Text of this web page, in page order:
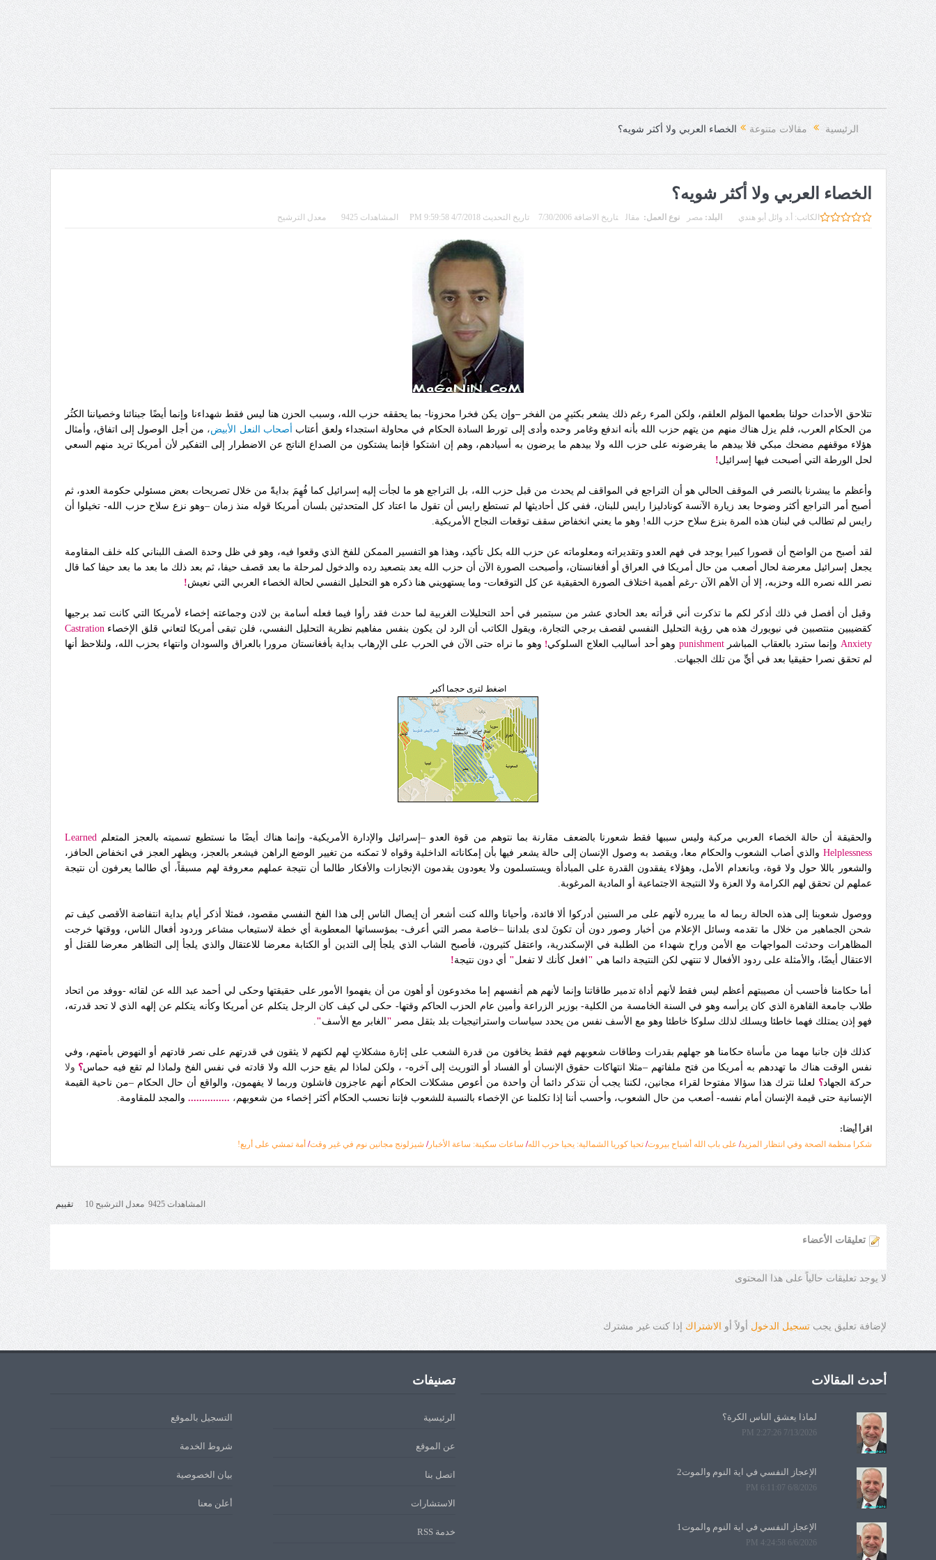
الرئيسية مقالات متنوعة الخصاء العربي ولا أكثر شويه؟
الخصاء العربي ولا أكثر شويه؟
الكاتب: أ.د وائل أبو هندي البلد: مصر نوع العمل:مقال تاريخ الاضافة 7/30/2006 تاريخ التحديث 4/7/2018 9:59:58 PM المشاهدات 9425 معدل الترشيح
تتلاحق الأحداث حولنا بطعمها المؤلم العلقم، ولكن المرء رغم ذلك يشعر بكثيرٍ من الفخر–وإن يكن فخرا محزونا- بما يحققه حزب الله، وسبب الحزن هنا ليس فقط شهداءنا وإنما أيضًا جبنائنا وخصياننا الكثُر
من الحكام العرب، فلم يزل هناك منهم من يتهم حزب الله بأنه اندفع وغامر وحده وأدى إلى تورط السادة الحكام في محاولة استجداء ولعق أعتاب
أصحاب النعل الأبيض، من أجل الوصول إلى اتفاق، وأمثال
هؤلاء موقفهم مضحك مبكي فلا بيدهم ما يفرضونه على حزب الله ولا بيدهم ما يرضون به أسيادهم، وهم إن اشتكوا فإنما يشتكون من الصداع الناتج عن الاضطرار إلى التفكير لأن أمريكا تريد منهم السعي
لحل الورطة التي أصبحت فيها إسرائيل!
وأعظم ما يبشرنا بالنصر في الموقف الحالي هو أن التراجع في المواقف لم يحدث من قبل حزب الله، بل التراجع هو ما لجأت إليه إسرائيل كما فُهِمَ بدايةًَ من خلال تصريحات بعض مسئولي حكومة العدو، ثم
أصبح أمر التراجع أكثر وضوحا بعد زيارة الآنسة كونادليزا رايس للبنان، ففي كل أحاديثها لم تستطع رايس أن تقول ما اعتاد كل المتحدثين بلسان أمريكا قوله منذ زمان –وهو نزع سلاح حزب الله- تخيلوا
أن
رايس لم تطالب في لبنان هذه المرة بنزع سلاح حزب الله! وهو ما يعني انخفاض سقف توقعات النجاح الأمريكية.
لقد أصبح من الواضح أن قصورا كبيرا يوجد في فهم العدو وتقديراته ومعلوماته عن حزب الله بكل تأكيد، وهذا هو التفسير الممكن للفخ الذي وقعوا فيه، وهو في ظل وحدة الصف اللبناني كله خلف المقاومة
يجعل إسرائيل معرضة لحال أصعب من حال
أمريكا في العراق أو أفغانستان، وأصبحت الصورة الآن أن حزب الله يعد بتصعيد رده والدخول لمرحلة ما بعد قصف حيفا، ثم بعد ذلك ما بعد ما بعد حيفا كما قال
نصر الله نصره الله وحزبه، إلا أن الأهم الآن -رغم أهمية اختلاف الصورة الحقيقية عن كل التوقعات- وما يستهوينيهنا ذكره هو التحليل النفسي لحالة الخصاء العربي التي نعيش!
وقبل أن أفصل في ذلك أذكر لكم ما تذكرت أني قرأته بعد الحادي عشر من سبتمبر في أحد التحليلات الغربية لما حدث فقد رأوا فيما فعله أسامة بن لادن وجماعته إخصاء لأمريكا التي كانت تمد برجيها
كقضيبين منتصبين في نيويورك هذه هي رؤية التحليل النفسي لقصف برجي التجارة، ويقول الكاتب أن الرد لن يكون بنفس مفاهيم نظرية التحليل النفسي، فلن تبقى أمريكا لتعاني قلق الإخصاء Castration
Anxiety وإنما سترد بالعقاب المباشر punishment وهو أحد أساليب العلاج السلوكي! وهو ما نراه حتى الآن في الحرب على الإرهاب بداية بأفغانستان مرورا بالعراق والسودان وانتهاء بحزب الله، ولنلاحظ أنها
لم تحقق نصرا حقيقيا بعد في أيٍّ من تلك الجبهات.
اضغط لترى حجما أكبر
والحقيقة أن حالة الخصاء العربي مركبة وليس سببها فقط شعورنا بالضعف مقارنة بما نتوهم من قوة العدو –إسرائيل والإدارة الأمريكية- وإنما هناك أيضًا ما نستطيع تسميته بالعجز المتعلم Learned
Helplessness والذي أصاب الشعوب والحكام معا، ويقصد به وصول الإنسان إلى حالة يشعر فيها بأن إمكاناته الداخلية وقواه لا تمكنه من تغيير الوضع الراهن فيشعر بالعجز، ويظهر العجز في انخفاض الحافز،
والشعور باللا حول ولا قوة، وبانعدام الأمل، وهؤلاء يفقدون القدرة على المبادأة ويستسلمون ولا يعودون يقدمون الإنجازات والأفكار طالما أن نتيجة عملهم معروفة لهم مسبقاً، أي طالما يعرفون أن نتيجة
عملهم لن تحقق لهم الكرامة ولا العزة ولا النتيجة الاجتماعية أو المادية المرغوبة.
ووصول شعوبنا إلى هذه الحالة ربما له ما يبرره لأنهم على مر السنين أدركوا ألا فائدة، وأحيانا والله كنت أشعر أن إيصال الناس إلى هذا الفخ النفسي مقصود، فمثلا أذكر أيام بداية انتفاضة الأقصى كيف تم
شحن الجماهير من خلال ما تقدمه وسائل الإعلام من أخبار وصور دون أن تكونَ لدى بلداننا –خاصة مصر التي أعرف- بمؤسساتها المعطوبة أي خطة لاستيعاب مشاعر وردود أفعال الناس، ووقتها خرجت
المظاهرات وحدثت المواجهات مع الأمن وراح شهداء من الطلبة في الإسكندرية، واعتقل كثيرون، فأصبح الشاب الذي يلجأ إلى التدين أو الكتابة معرضا للاعتقال والذي يلجأ إلى التظاهر معرضا للقتل أو
الاعتقال أيضًا، والأمثلة على ردود الأفعال لا تنتهي لكن النتيجة دائما هي " افعل كأنك لاتفعل" أي دون نتيجة!
أما حكامنا فأحسب أن مصيبتهم أعظم ليس فقط لأنهم أداة تدمير طاقاتنا وإنما لأنهم هم أنفسهم إما مخدوعون أو أهون من أن يفهموا الأمور على حقيقتها وحكى لي أحمد عبد الله عن لقائه -ووفد من اتحاد
طلاب جامعة القاهرة الذي كان يرأسه وهو في السنة الخامسة من الكلية- بوزير الزراعة وأمين عام الحزب الحاكم وقتها- حكى لي كيف كان الرجل يتكلم عن أمريكا وكأنه يتكلم عن إلهه الذي لا تحد قدرته،
فهو إذن يمتلك فهما خاطئا ويسلك لذلك سلوكا خاطئا وهو مع الأسف نفس من يحدد سياسات واستراتيجيات بلد بثقل مصر " الغابر مع الأسف"
.
كذلك فإن جانبا مهما من مأساة حكامنا هو جهلهم بقدرات وطاقات شعوبهم فهم فقط يخافون من قدرة الشعب على إثارة مشكلاتٍ لهم لكنهم لا يثقون في قدرتهم على نصر قادتهم أو النهوض بأمتهم، وفي
نفس الوقت هناك ما تهددهم به أمريكا من فتح ملفاتهم –مثلا انتهاكات حقوق الإنسان أو الفساد أو التوريث إلى آخره- ، ولكن لماذا لم يقع حزب الله ولا قادته في نفس الفخ ولماذا لم تقع فيه حماس؟ ولا
حركة
الجهاد؟ لعلنا نترك هذا سؤالا مفتوحا لقراء مجانين، لكننا يجب أن نتذكر دائما أن واحدة من أعوص مشكلات الحكام أنهم عاجزون فاشلون وربما لا يفهمون، والواقع أن حال الحكام –من ناحية القيمة
الإنسانية حتى قيمة الإنسان أمام نفسه- أصعب من حال الشعوب، وأحسب أننا إذا تكلمنا عن الإخصاء بالنسبة للشعوب فإننا نحسب الحكام أكثر إخصاء من شعوبهم، ............... والمجد للمقاومة.
اقرأ أيضا:
شكرا منظمة الصحة وفي انتظار المزيد/ على باب الله أشباح بيروت/ تحيا كوريا الشمالية: يحيا حزب الله/ ساعات سكينة: ساعة الأخبار/ شيزلونج مجانين نوم في غير وقت/ أمة تمشي على أربع!
المشاهدات 9425 معدل الترشيح 10 تقييم
تعليقات الأعضاء
لا يوجد تعليقات حالياً على هذا المحتوى
لإضافة تعليق يجبتسجيل الدخول أولاً أو الاشتراكإذا كنت غير مشترك
أحدث المقالات
لماذا يعشق الناس الكرة؟
7/13/2026 2:27:26 PM
الإعجاز النفسي في آية النوم والموت2
6/8/2026 6:11:07 PM
الإعجاز النفسي في آية النوم والموت1
6/6/2026 4:24:58 PM
تصنيفات
الرئيسية التسجيل بالموقع
عن الموقع شروط الخدمة
اتصل بنا بيان الخصوصية
الاستشارات أعلن معنا
خدمة RSS